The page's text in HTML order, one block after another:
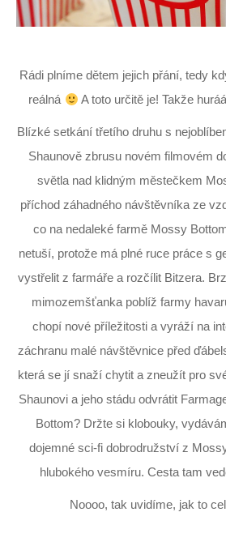
Rádi plníme dětem jejich přání, tedy
reálná
A toto určitě je! Takže
Blízké setkání třetího druhu s
Shaunově zbrusu novém filmovém
světla nad klidným městečkem
příchod záhadného návštěvníka ze
co na nedaleké farmě Mossy
netuší, protože má plné ruce práce s
vystřelit z farmáře a rozčílit Bitzera.
mimozemšťanka poblíž farmy
chopí nové příležitosti a vyráží na
záchranu malé návštěvnice před
která se jí snaží chytit a zneužít pro
Shaunovi a jeho stádu odvrátit
Bottom? Držte si klobouky,
dojemné sci-fi dobrodružství z
hlubokého vesmíru. Cesta tam
Noooo, tak uvidíme, jak to